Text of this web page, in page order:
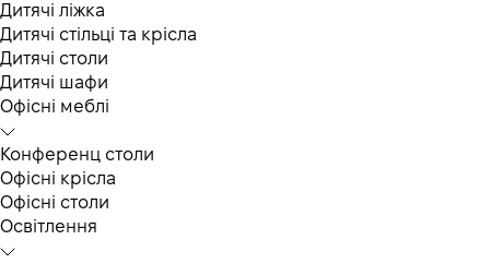
Дитячі ліжка
Дитячі стільці та крісла
Дитячі столи
Дитячі шафи
Офісні меблі
Конференц столи
Офісні крісла
Офісні столи
Освітлення